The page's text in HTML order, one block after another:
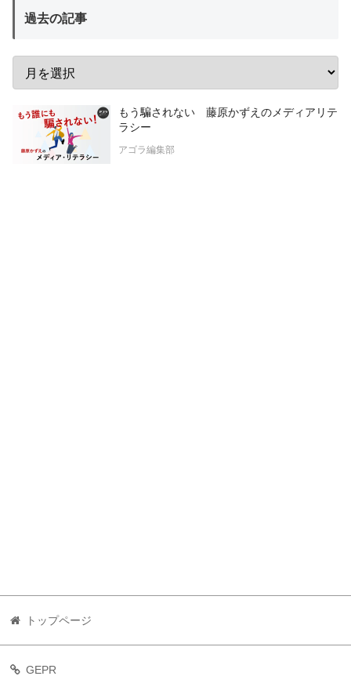
過去の記事
もう騙されない 藤原かずえのメディアリテ
ラシー
アゴラ編集部
トップページ
GEPR